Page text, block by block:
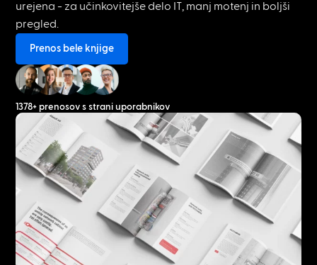
urejena - za učinkovitejše delo IT, manj motenj in boljši
pregled.
Prenos bele knjige
1378+ prenosov s strani uporabnikov